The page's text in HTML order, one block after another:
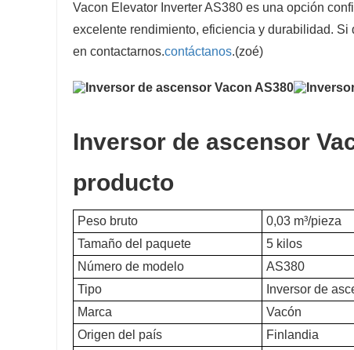
Vacon Elevator Inverter AS380 es una opción
excelente rendimiento, eficiencia y durabilidad.
en contactarnos.contáctanos.(zoé)
Inversor de ascensor
producto
Peso bruto
0,03 m³/pieza
Tamaño del paquete
5 kilos
Número de modelo
AS380
Tipo
Inversor de
Marca
Vacón
Origen del país
Finlandia